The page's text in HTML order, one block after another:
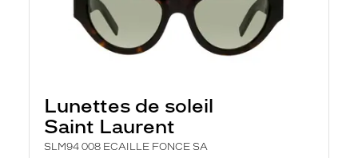
Lunettes de soleil
Saint Laurent
SLM94 008 ECAILLE FONCE SA